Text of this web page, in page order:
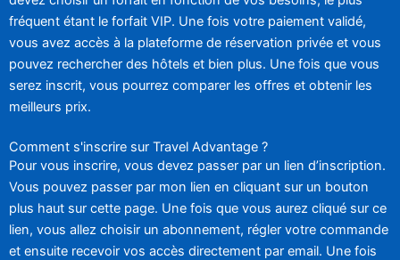
fréquent étant le forfait VIP. Une fois votre paiement validé,
vous avez accès à la plateforme de réservation privée et vous
pouvez rechercher des hôtels et bien plus. Une fois que vous
serez inscrit, vous pourrez comparer les offres et obtenir les
meilleurs prix.
Comment s'inscrire sur Travel Advantage ?
Pour vous inscrire, vous devez passer par un lien d’inscription.
Vous pouvez passer par mon lien en cliquant sur un bouton
plus haut sur cette page. Une fois que vous aurez cliqué sur ce
lien, vous allez choisir un abonnement, régler votre commande
et ensuite recevoir vos accès directement par email. Une fois